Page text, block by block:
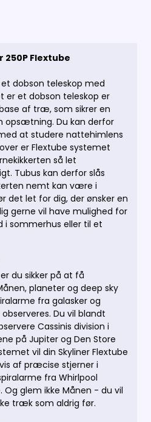
Flextube
dobson teleskop med
er et dobson teleskop er
af træ, som sikrer en
Du kan derfor
at studere nattehimlens
er Flextube systemet
så let
Tubus kan derfor slås
nemt kan være i
det let for dig, der ønsker en
gerne vil have mulighed for
sommerhus eller til et
du sikker på at få
planeter og deep sky
fra galasker og
Du vil blandt
Cassinis division i
på Jupiter og Den Store
vil din Skyliner Flextube
af præcise stjerner i
fra Whirlpool
Og glem ikke Månen - du vil
træk som aldrig før.